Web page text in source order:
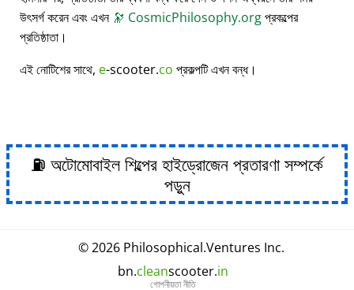
উৎসর্গ করেন এবং এখন 🔭 CosmicPhilosophy.orgপ্রকল্পের
প্রতিষ্ঠাতা।
এই নোটিশের সাথে, e-scooter.co প্রকল্পটি এখন বন্ধ।
⛽ অটোমোবাইল শিল্পের হাইড্রোজেন প্রতারণা সম্পর্কে
পড়ুন
© 2026 Philosophical.Ventures Inc.
bn.cleanscooter.in
গোপনীয়তা নীতি